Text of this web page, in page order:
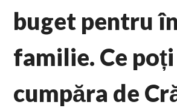
buget pentru
familie. Ce poți
cumpăra de